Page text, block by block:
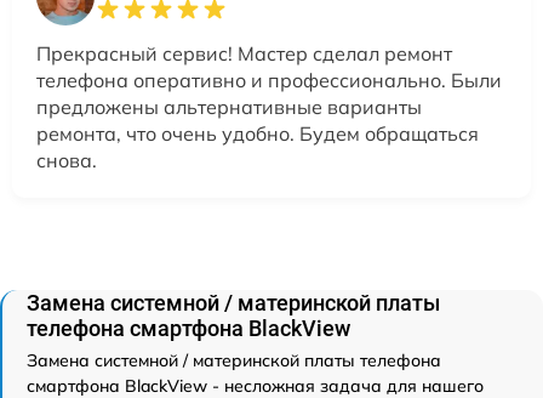
Прекрасный сервис! Мастер сделал ремонт
телефона оперативно и профессионально. Были
предложены альтернативные варианты
ремонта, что очень удобно. Будем обращаться
снова.
Замена системной / материнской платы
телефона смартфона BlackView
Замена системной / материнской платы телефона
смартфона BlackView - несложная задача для нашего